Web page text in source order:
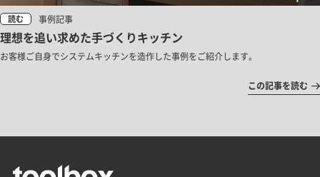
読む 事例記事
理想を追い求めた手づくりキッチン
お客様ご自身でシステムキッチンを造作した事例をご紹介します。
この記事を読む